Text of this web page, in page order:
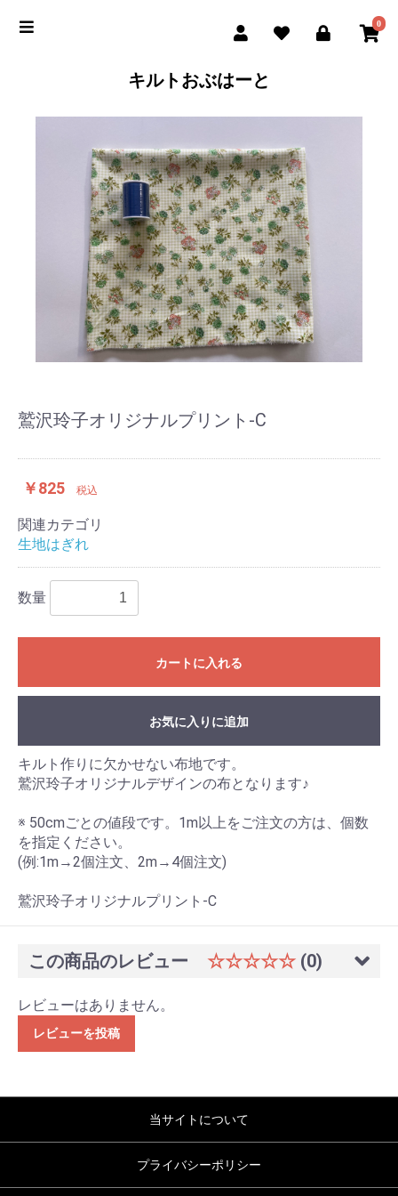
0
キルトおぶはーと
鷲沢玲子オリジナルプリント-C
￥825 税込
関連カテゴリ
生地はぎれ
数量
カートに入れる
お気に入りに追加
キルト作りに欠かせない布地です。
鷲沢玲子オリジナルデザインの布となります♪
※ 50cmごとの値段です。1m以上をご注文の方は、個数
を指定ください。
(例:1m→2個注文、2m→4個注文)
鷲沢玲子オリジナルプリント-C
この商品のレビュー ☆☆☆☆☆ (0)
レビューはありません。
レビューを投稿
当サイトについて
プライバシーポリシー